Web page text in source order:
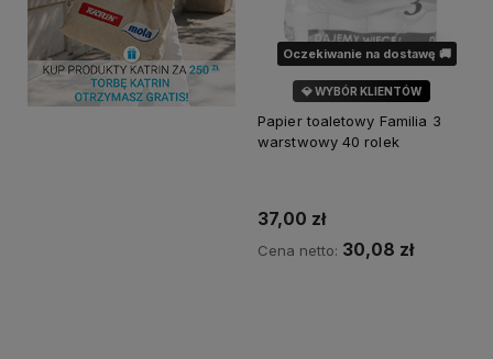
Oczekiwanie na dostawę 🚚
💎 WYBÓR KLIENTÓW
Papier toaletowy Familia 3
warstwowy 40 rolek
37,00 zł
Cena netto: 30,08 zł